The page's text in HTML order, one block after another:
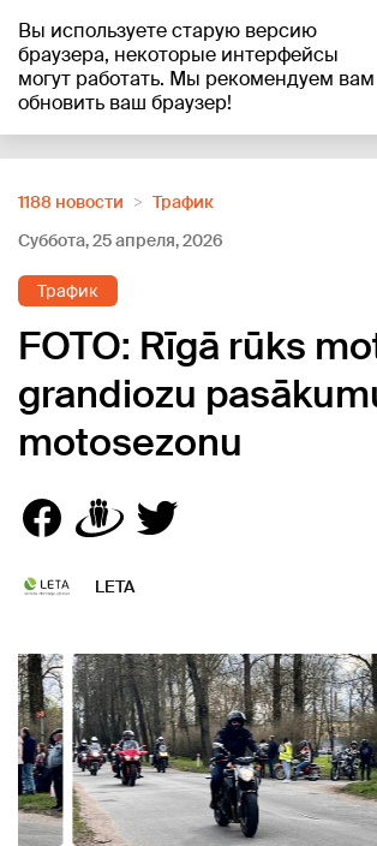
Вы используете старую версию
браузера, некоторые интерфейсы
могут работать. Мы рекомендуем вам
обновить ваш браузер!
+19°C
1188 новости
Трафик
Суббота, 25 апреля, 2026
Трафик
FOTO: Rīgā rūks
grandiozu
motosezonu
LETA